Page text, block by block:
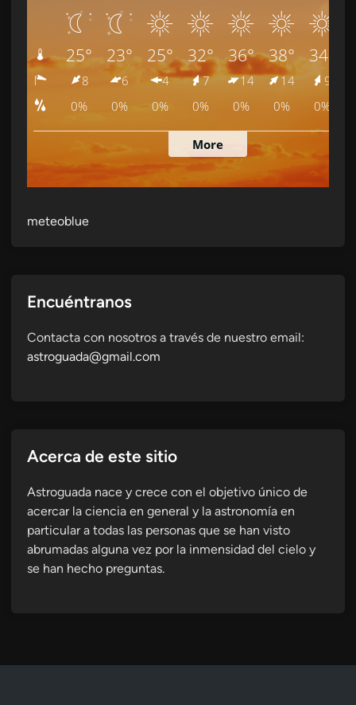
meteoblue
Encuéntranos
Contacta con nosotros a través de nuestro email:
astroguada@gmail.com
Acerca de este sitio
Astroguada nace y crece con el objetivo único de
acercar la ciencia en general y la astronomía en
particular a todas las personas que se han visto
abrumadas alguna vez por la inmensidad del cielo y
se han hecho preguntas.